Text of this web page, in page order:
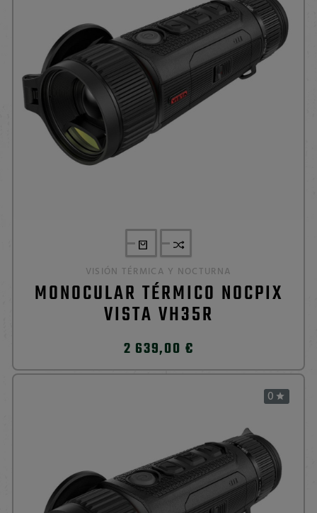
VISIÓN TÉRMICA Y NOCTURNA
MONOCULAR TÉRMICO NOCPIX
VISTA VH35R
2 639,00 €
0 